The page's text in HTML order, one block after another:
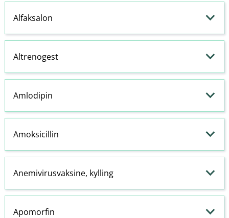
Alfaksalon
Altrenogest
Amlodipin
Amoksicillin
Anemivirusvaksine, kylling
Apomorfin